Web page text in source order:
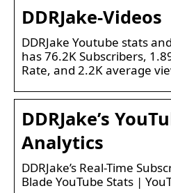
DDRJake-Videos
DDRJake Youtube stats
has 76.2K Subscribers,
Rate, and 2.2K average
DDRJake’s
Analytics
DDRJake’s Real-Time
Blade YouTube Stats |